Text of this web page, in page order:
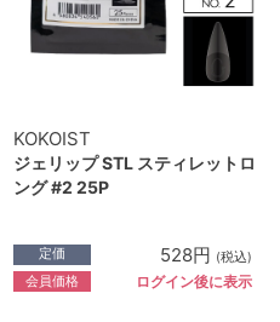
KOKOIST
ジェリップ STL スティレットロ
ング #2 25P
定価 528円 (税込)
会員価格 ログイン後に表示